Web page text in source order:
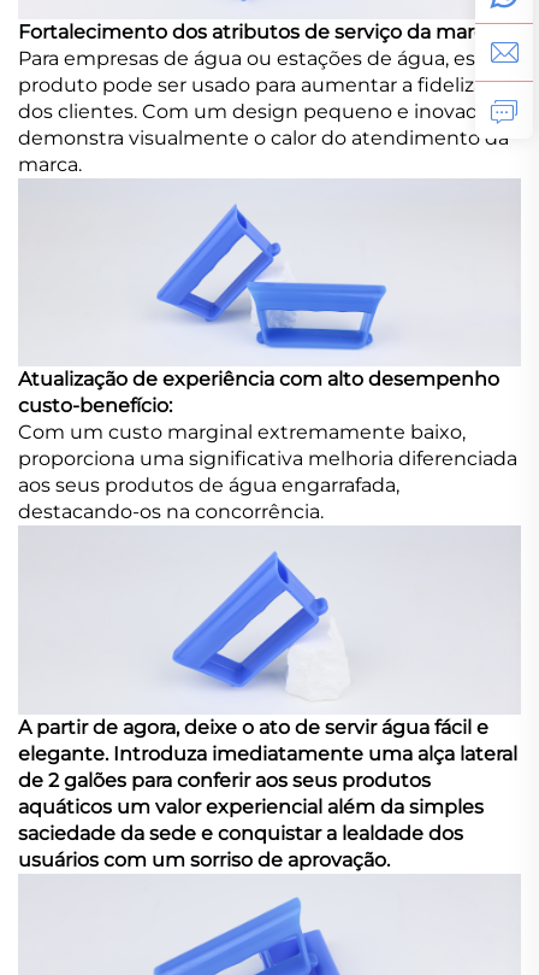
Fortalecimento dos atributos de serviço da marca:
Para empresas de água ou estações de água, este
produto pode ser usado para aumentar a fidelização
dos clientes. Com um design pequeno e inovador,
demonstra visualmente o calor do atendimento da
marca.
Atualização de experiência com alto desempenho
custo-benefício:
Com um custo marginal extremamente baixo,
proporciona uma significativa melhoria diferenciada
aos seus produtos de água engarrafada,
destacando-os na concorrência.
A partir de agora, deixe o ato de servir água fácil e
elegante. Introduza imediatamente uma alça lateral
de 2 galões para conferir aos seus produtos
aquáticos um valor experiencial além da simples
saciedade da sede e conquistar a lealdade dos
usuários com um sorriso de aprovação.